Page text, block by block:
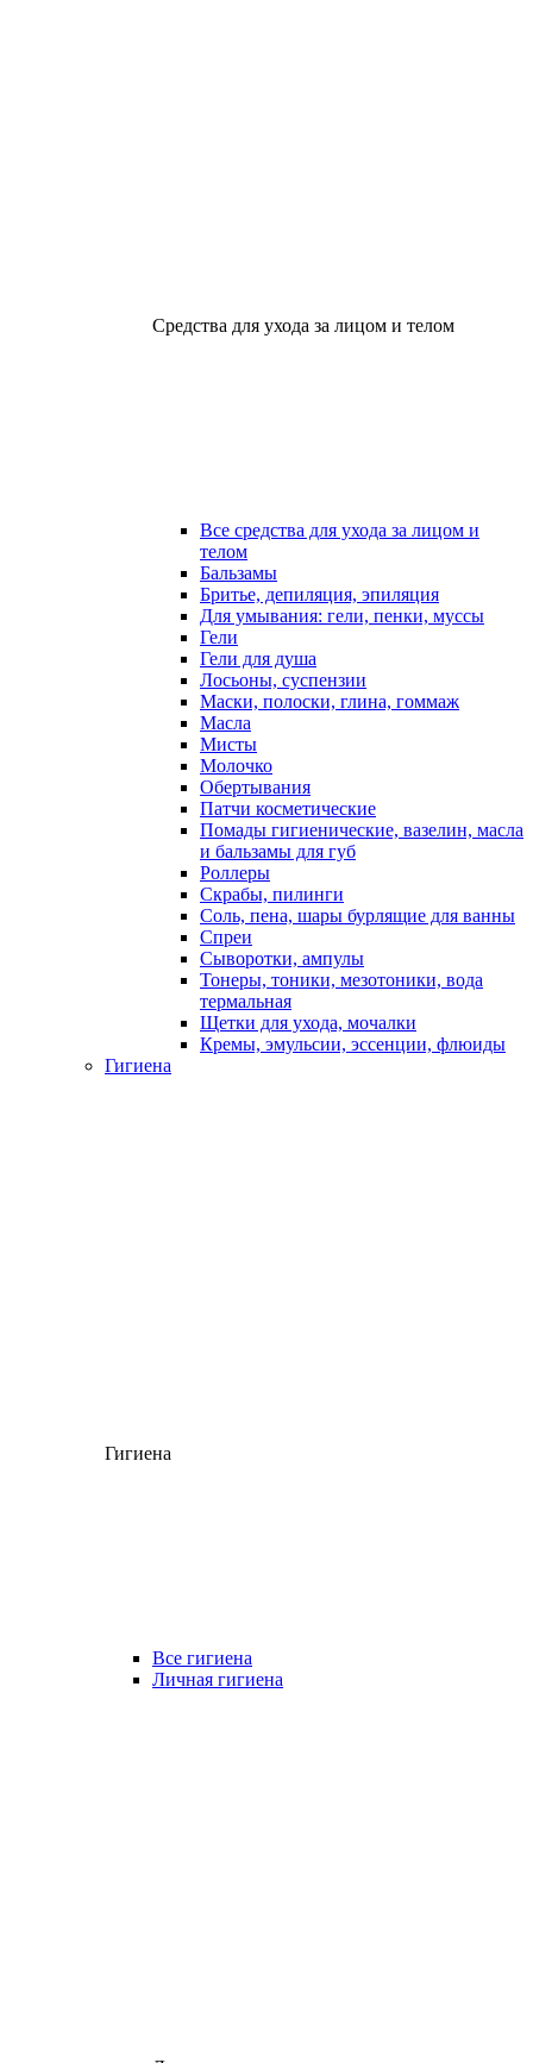
Средства для ухода за лицом и телом
Все средства для ухода за лицом и
телом
Бальзамы
Бритье, депиляция, эпиляция
Для умывания: гели, пенки, муссы
Гели
Гели для душа
Лосьоны, суспензии
Маски, полоски, глина, гоммаж
Масла
Мисты
Молочко
Обертывания
Патчи косметические
Помады гигиенические, вазелин, масла
и бальзамы для губ
Роллеры
Скрабы, пилинги
Соль, пена, шары бурлящие для ванны
Спреи
Сыворотки, ампулы
Тонеры, тоники, мезотоники, вода
термальная
Щетки для ухода, мочалки
Кремы, эмульсии, эссенции, флюиды
Гигиена
Гигиена
Все гигиена
Личная гигиена